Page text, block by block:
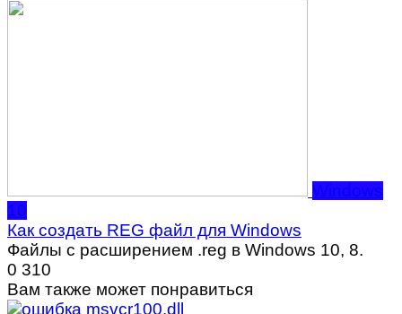
Windows
10
Как создать REG файл для Windows
Файлы с расширением .reg в Windows 10, 8.
0 310
Вам также может понравиться